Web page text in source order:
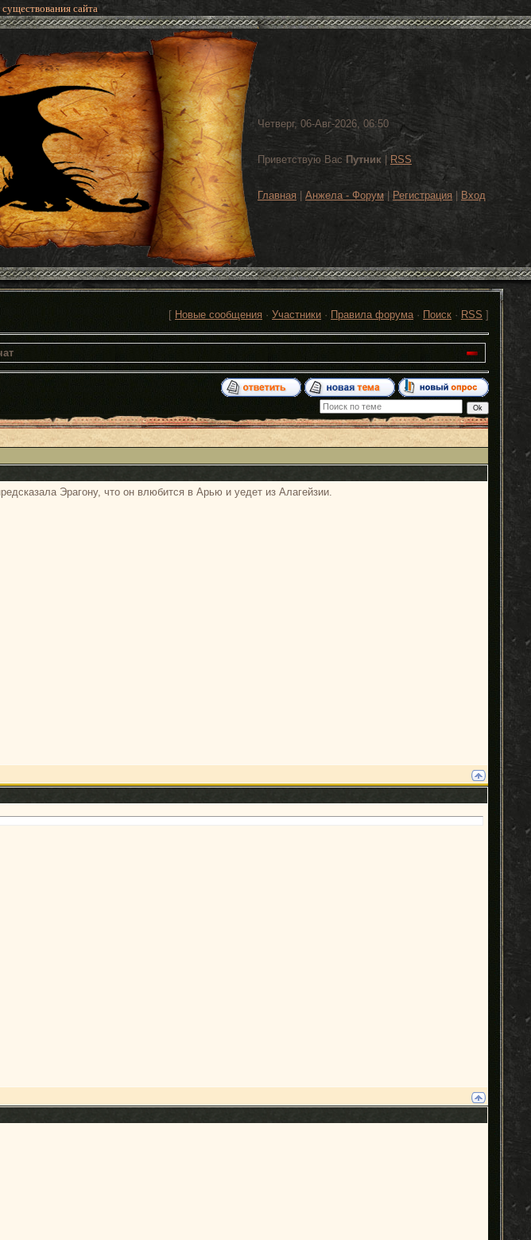
существования сайта
Четверг, 06-Авг-2026, 06:50
Приветствую Вас Путник RSS
Главная Анжела - Форум| Регистрация Вход
[ Новые сообщения · Участники · Правила форума· Поиск · RSS ]
Эрагону, что он влюбится в Арью и уедет из Алагейзии.